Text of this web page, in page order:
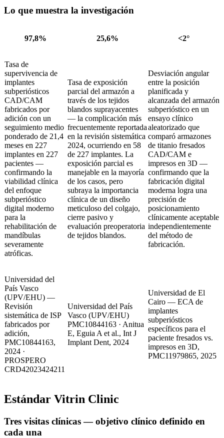
Lo que muestra la investigación
97,8% 25,6% <2°
Tasa de
supervivencia de
implantes
subperiósticos
CAD/CAM
fabricados por
adición con un
seguimiento medio
ponderado de 21,4
meses en 227
implantes en 227
pacientes —
confirmando la
viabilidad clínica
del enfoque
subperióstico
digital moderno
para la
rehabilitación de
mandíbulas
severamente
atróficas.
Tasa de exposición
parcial del armazón a
través de los tejidos
blandos suprayacentes
— la complicación más
frecuentemente reportada
en la revisión sistemática
2024, ocurriendo en 58
de 227 implantes. La
exposición parcial es
manejable en la mayoría
de los casos, pero
subraya la importancia
clínica de un diseño
meticuloso del colgajo,
cierre pasivo y
evaluación preoperatoria
de tejidos blandos.
Desviación angular
entre la posición
planificada y
alcanzada del armazón
subperióstico en un
ensayo clínico
aleatorizado que
comparó armazones
de titanio fresados
CAD/CAM e
impresos en 3D —
confirmando que la
fabricación digital
moderna logra una
precisión de
posicionamiento
clínicamente aceptable
independientemente
del método de
fabricación.
Universidad del
País Vasco
(UPV/EHU) —
Revisión
sistemática de ISP
fabricados por
adición,
PMC10844163,
2024 ·
PROSPERO
CRD42023424211
Universidad del País
Vasco (UPV/EHU)
PMC10844163 · Anitua
E, Eguia A et al., Int J
Implant Dent, 2024
Universidad de El
Cairo — ECA de
implantes
subperiósticos
específicos para el
paciente fresados vs.
impresos en 3D,
PMC11979865, 2025
Estándar Vitrin Clinic
Tres visitas clínicas — objetivo clínico definido en
cada una